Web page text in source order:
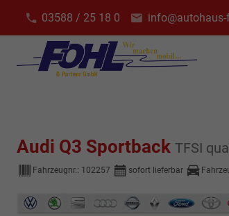
03588 / 25 18 0
Audi Q3 Sportback TFSI
Fahrzeugnr.: 102257 sofort lieferbar